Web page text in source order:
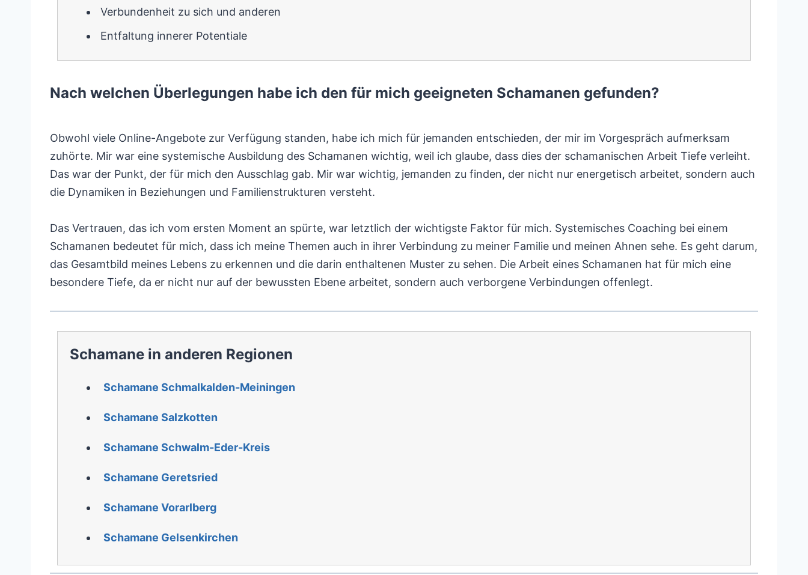
Verbundenheit zu sich und anderen
Entfaltung innerer Potentiale
Nach welchen Überlegungen habe ich den für mich geeigneten Schamanen gefunden?
Obwohl viele Online-Angebote zur Verfügung standen, habe ich mich für jemanden entschieden, der mir im Vorgespräch aufmerksam
zuhörte. Mir war eine systemische Ausbildung des Schamanen wichtig, weil ich glaube, dass dies der schamanischen Arbeit Tiefe verleiht.
Das war der Punkt, der für mich den Ausschlag gab. Mir war wichtig, jemanden zu finden, der nicht nur energetisch arbeitet, sondern auch
die Dynamiken in Beziehungen und Familienstrukturen versteht.
Das Vertrauen, das ich vom ersten Moment an spürte, war letztlich der wichtigste Faktor für mich. Systemisches Coaching bei einem
Schamanen bedeutet für mich, dass ich meine Themen auch in ihrer Verbindung zu meiner Familie und meinen Ahnen sehe. Es geht darum,
das Gesamtbild meines Lebens zu erkennen und die darin enthaltenen Muster zu sehen. Die Arbeit eines Schamanen hat für mich eine
besondere Tiefe, da er nicht nur auf der bewussten Ebene arbeitet, sondern auch verborgene Verbindungen offenlegt.
Schamane in anderen Regionen
Schamane Schmalkalden-Meiningen
Schamane Salzkotten
Schamane Schwalm-Eder-Kreis
Schamane Geretsried
Schamane Vorarlberg
Schamane Gelsenkirchen